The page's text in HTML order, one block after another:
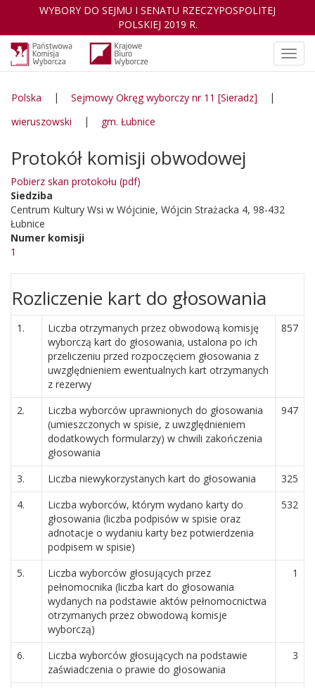
WYBORY DO SEJMU I SENATU RZECZYPOSPOLITEJ
POLSKIEJ 2019 R.
Polska | Sejmowy Okręg wyborczy nr 11 [Sieradz]
|
wieruszowski
| gm. Łubnice
Protokół komisji obwodowej
Pobierz skan protokołu (pdf)
Siedziba
Centrum Kultury Wsi w Wójcinie, Wójcin Strażacka 4, 98-432
Łubnice
Numer komisji
1
Rozliczenie kart do głosowania
1.
Liczba otrzymanych przez obwodową komisję
wyborczą kart do głosowania, ustalona po ich
przeliczeniu przed rozpoczęciem głosowania z
uwzględnieniem ewentualnych kart otrzymanych
z rezerwy
857
2.
Liczba wyborców uprawnionych do głosowania
(umieszczonych w spisie, z uwzględnieniem
dodatkowych formularzy) w chwili zakończenia
głosowania
947
3. Liczba niewykorzystanych kart do głosowania
325
4.
Liczba wyborców, którym wydano karty do
głosowania (liczba podpisów w spisie oraz
adnotacje o wydaniu karty bez potwierdzenia
podpisem w spisie)
532
5.
Liczba wyborców głosujących przez
pełnomocnika (liczba kart do głosowania
wydanych na podstawie aktów pełnomocnictwa
otrzymanych przez obwodową komisje
wyborczą)
1
6.
Liczba wyborców głosujących na podstawie
zaświadczenia o prawie do głosowania
3